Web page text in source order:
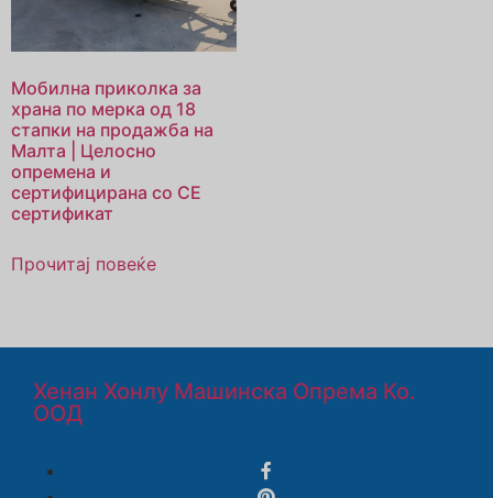
Мобилна приколка за
храна по мерка од 18
стапки на продажба на
Малта | Целосно
опремена и
сертифицирана со CE
сертификат
Прочитај повеќе
Хенан Хонлу Машинска Опрема Ко.
ООД